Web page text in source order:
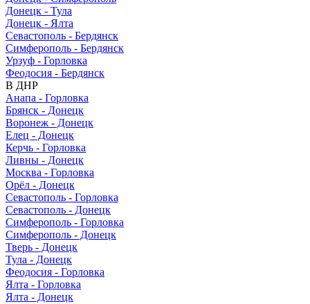
Донецк - Тула
Донецк - Ялта
Севастополь - Бердянск
Симферополь - Бердянск
Урзуф - Горловка
Феодосия - Бердянск
В ДНР
Анапа - Горловка
Брянск - Донецк
Воронеж - Донецк
Елец - Донецк
Керчь - Горловка
Ливны - Донецк
Москва - Горловка
Орёл - Донецк
Севастополь - Горловка
Севастополь - Донецк
Симферополь - Горловка
Симферополь - Донецк
Тверь - Донецк
Тула - Донецк
Феодосия - Горловка
Ялта - Горловка
Ялта - Донецк